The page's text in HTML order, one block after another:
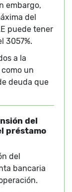
embargo,
del
puede tener
3057%.​
a la
un
deuda que
del
préstamo
del
bancaria